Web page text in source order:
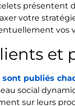
présentent
votre
vos
et
publiés
social
sur leurs